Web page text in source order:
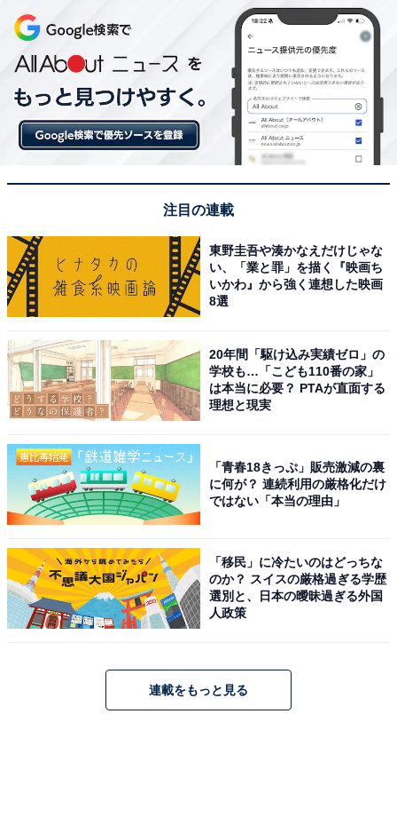
注目の連載
東野圭吾や湊かなえだけじゃな
い、「業と罪」を描く『映画ち
いかわ』から強く連想した映画
8選
20年間「駆け込み実績ゼロ」の
学校も…「こども110番の家」
は本当に必要？ PTAが直面する
理想と現実
「青春18きっぷ」販売激減の裏
に何が？ 連続利用の厳格化だけ
ではない「本当の理由」
「移民」に冷たいのはどっちな
のか？ スイスの厳格過ぎる学歴
選別と、日本の曖昧過ぎる外国
人政策
連載をもっと見る